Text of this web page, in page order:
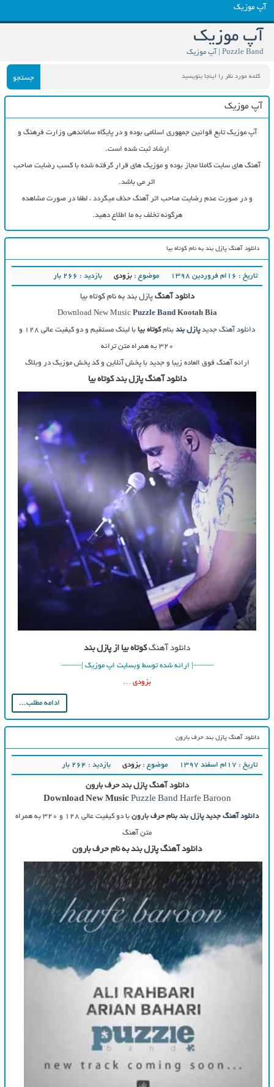
آپ موزیک
آپ موزیک
Puzzle Band | آپ موزیک
جستجو
آپ موزیک
آپ موزیک تابع قوانین جمهوری اسلامی بوده و در پایگاه ساماندهی وزارت فرهنگ و
ارشاد ثبت شده است.
آهنگ های سایت کاملا مجاز بوده و موزیک های قرار گرفته شده با کسب رضایت صاحب
اثر می باشد.
و در صورت عدم رضایت صاحب اثر آهنگ حذف میگردد ، لطفا در صورت مشاهده
هرگونه تخلف به ما اطلاع دهید.
دانلود آهنگ پازل بند به نام کوتاه بیا
تاریخ : ۱۶ام فروردین ۱۳۹۸ موضوع : بزودی بازدید : 266 بار
دانلود آهنگپازل بند به نام کوتاه بیا
Download New Music Puzzle BandKootah Bia
دانلود آهنگ جدیدپازل بند بنامکوتاه بیا با لینک مستقیم و دو کیفیت عالی ۱۲۸ و
۳۲۰ به همراه متن ترانه
ارائه آهنگ فوق العاده زیبا و جدید با پخش آنلاین و کد پخش موزیک در وبلاگ
دانلود آهنگ پازل بند کوتاه بیا
دانلود آهنگکوتاه بیا از پازل بند
——–| ارائه شده توسط وبسایت اپ موزیک |—–—
بزودی …
ادامه مطلب...
دانلود آهنگ پازل بند حرف بارون
تاریخ : ۱۷ام اسفند ۱۳۹۷ موضوع : بزودی بازدید : 264 بار
دانلود آهنگ پازل بند حرف بارون
Download New Music Puzzle Band Harfe Baroon
دانلود آهنگ جدیدپازل بند بنام حرف بارون با دو کیفیت عالی ۱۲۸ و ۳۲۰ به همراه
متن آهنگ
دانلود آهنگ پازل بند به نام حرف بارون